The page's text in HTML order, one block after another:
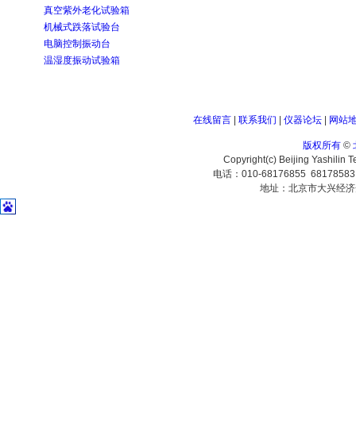
真空紫外老化试验箱
机械式跌落试验台
电脑控制振动台
温湿度振动试验箱
在线留言| 联系我们 仪器论坛| 网站
版权所有©
Copyright(c) Beijing Yashilin
电话：010-68176855
地址：北京市大兴经